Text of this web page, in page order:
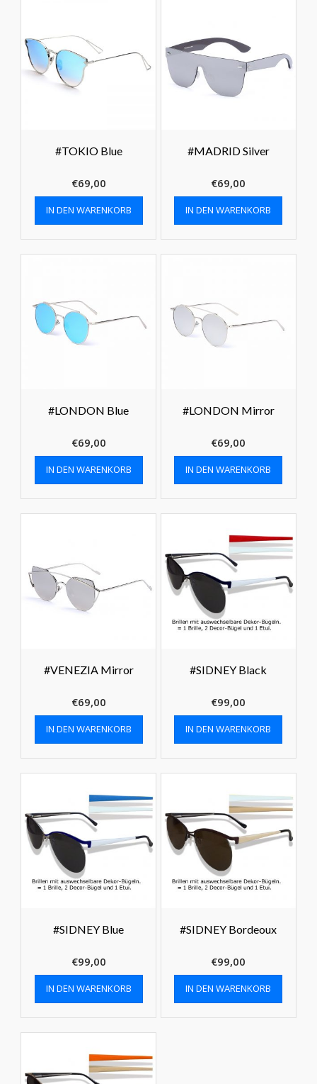
#TOKIO Blue
€69,00
IN DEN WARENKORB
#MADRID Silver
€69,00
IN DEN WARENKORB
#LONDON Blue
€69,00
IN DEN WARENKORB
#LONDON Mirror
€69,00
IN DEN WARENKORB
#VENEZIA Mirror
€69,00
IN DEN WARENKORB
#SIDNEY Black
€99,00
IN DEN WARENKORB
#SIDNEY Blue
€99,00
IN DEN WARENKORB
#SIDNEY Bordeoux
€99,00
IN DEN WARENKORB